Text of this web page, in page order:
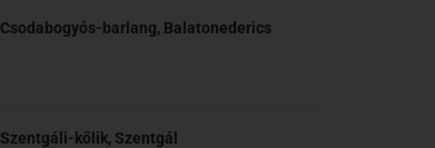
Csodabogyós-barlang, Balatonederics
Szentgáli-kőlik, Szentgál